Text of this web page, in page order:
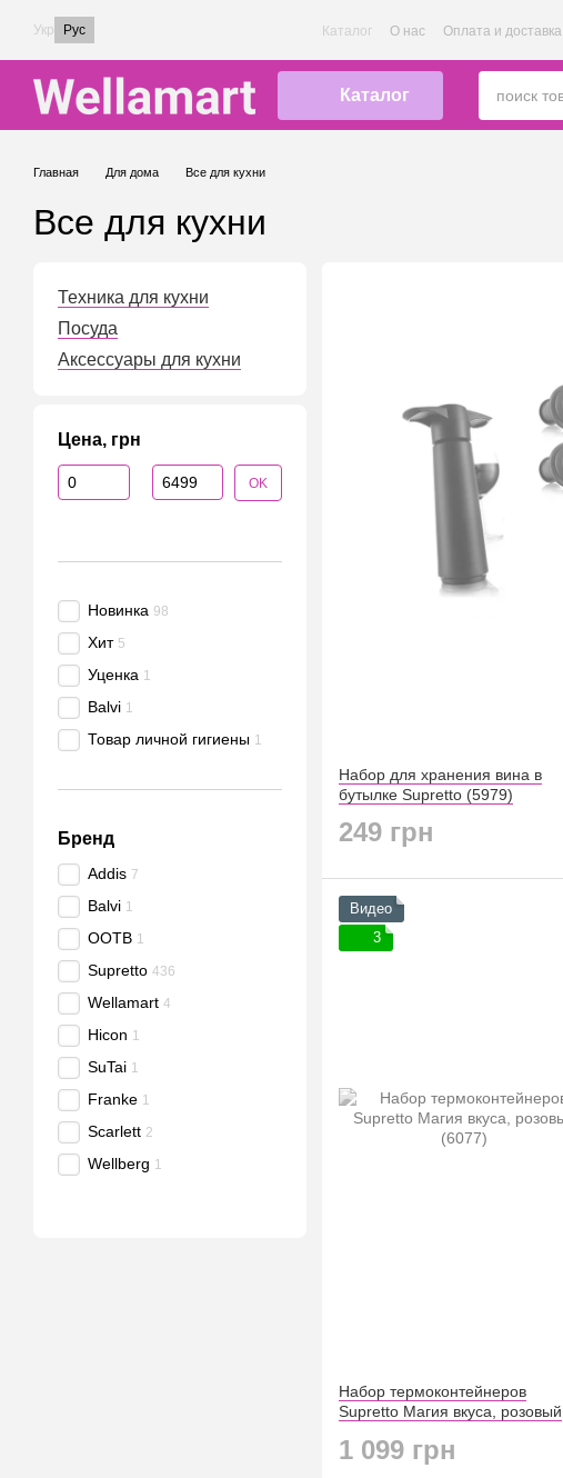
Перейти к основному контенту
Укр Рус Каталог О нас Оплата и доставка
Каталог
Главная Для дома Все для кухни
Все для кухни
Набор для хранения вина в
бутылке Supretto (5979)
249 грн
Видео
3
Набор термоконтейнеров
Supretto Магия вкуса, розовый
1 099 грн
Техника для кухни
Посуда
Аксессуары для кухни
Цена, грн
От Цена, грн
До Цена, грн
OK
Новинка 98
Хит 5
Уценка 1
Balvi 1
Товар личной гигиены 1
Бренд
Addis 7
Balvi 1
OOTB 1
Supretto 436
Wellamart 4
Hicon 1
SuTai 1
Franke 1
Scarlett 2
Wellberg 1